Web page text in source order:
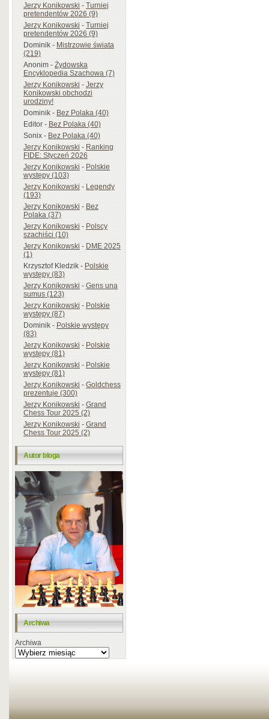
Jerzy Konikowski-Turniej
pretendentów 2026 (9)
Jerzy Konikowski-Turniej
pretendentów 2026 (9)
Dominik-Mistrzowie świata
(219)
Anonim-Żydowska
Encyklopedia Szachowa (7)
Jerzy Konikowski-Jerzy
Konikowski obchodzi
urodziny!
Dominik-Bez Polaka (40)
Editor-Bez Polaka (40)
Sonix-Bez Polaka (40)
Jerzy Konikowski-Ranking
FIDE: Styczeń 2026
Jerzy Konikowski-Polskie
występy (103)
Jerzy Konikowski-Legendy
(193)
Jerzy Konikowski-Bez
Polaka (37)
Jerzy Konikowski-Polscy
szachiści (10)
Jerzy Konikowski-DME 2025
(1)
Krzysztof Kledzik-Polskie
występy (83)
Jerzy Konikowski-Gens una
sumus (123)
Jerzy Konikowski-Polskie
występy (87)
Dominik-Polskie występy
(83)
Jerzy Konikowski-Polskie
występy (81)
Jerzy Konikowski-Polskie
występy (81)
Jerzy Konikowski-Goldchess
prezentuje (300)
Jerzy Konikowski-Grand
Chess Tour 2025 (2)
Jerzy Konikowski-Grand
Chess Tour 2025 (2)
Autor bloga
Archiwa
Archiwa